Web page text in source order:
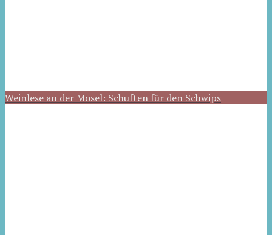
Weinlese an der Mosel: Schuften für den Schwips